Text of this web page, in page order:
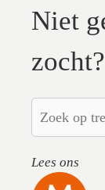
Niet
zocht?
Lees ons